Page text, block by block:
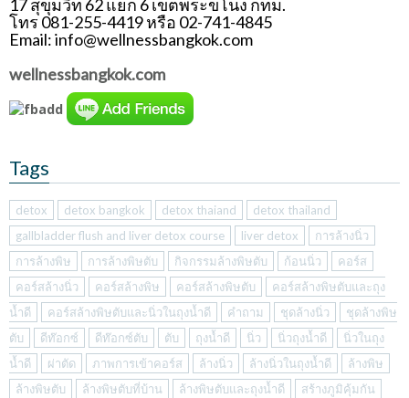
17 สุขุมวิท 62 แยก 6 เขตพระขโนง กทม.
โทร 081-255-4419 หรือ 02-741-4845
Email: info@wellnessbangkok.com
wellnessbangkok.com
Tags
detox detox bangkok detox thaiand
detox thailand
gallbladder flush and liver detox course
liver detox
การล้างนิ่ว
การล้างพิษ
การล้างพิษตับ กิจกรรมล้างพิษตับ ก้อนนิ่ว
คอร์ส
คอร์สล้างนิ่ว
คอร์สล้างพิษ คอร์สล้างพิษตับ
คอร์สล้างพิษตับและถุง
น้ำดี
คอร์สล้างพิษตับและนิ่วในถุงน้ำดี คำถาม ชุดล้างนิ่ว
ชุดล้างพิษ
ตับ
ดีท๊อกซ์ ดีท๊อกซ์ตับ ตับ ถุงน้ำดี นิ่ว นิ่วถุงน้ำดี
นิ่วในถุง
น้ำดี
ผ่าตัด ภาพการเข้าคอร์ส ล้างนิ่ว ล้างนิ่วในถุงน้ำดี
ล้างพิษ
ล้างพิษตับ
ล้างพิษตับที่บ้าน ล้างพิษตับและถุงน้ำดี
สร้างภูมิคุ้มกัน